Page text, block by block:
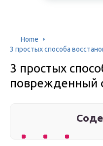
Home
3 простых способа
3 простых
поврежденный